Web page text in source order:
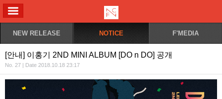
NEW RELEASE NOTICE F'MEDIA
[안내] 이홍기 2ND MINI ALBUM [DO n DO] 공개
No. 27 | Date 2018.10.18 23:17